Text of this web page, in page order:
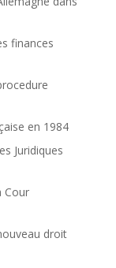
finances
en 1984
Juridiques
Cour
droit